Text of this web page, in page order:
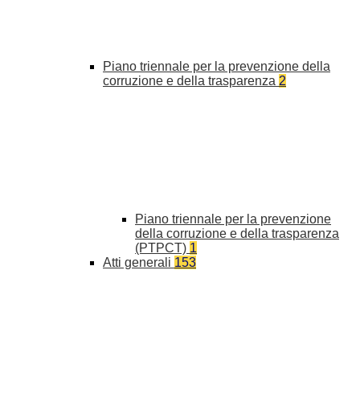
Piano triennale per la prevenzione della
corruzione e della trasparenza 2
Piano triennale per la prevenzione
della corruzione e della trasparenza
(PTPCT) 1
Atti generali 153